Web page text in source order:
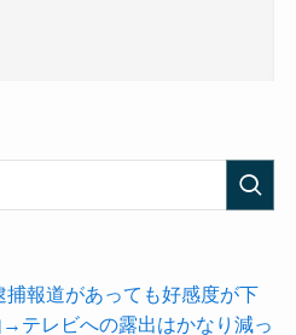
捕報道があっても好感度が下
テレビへの露出はかなり減っ